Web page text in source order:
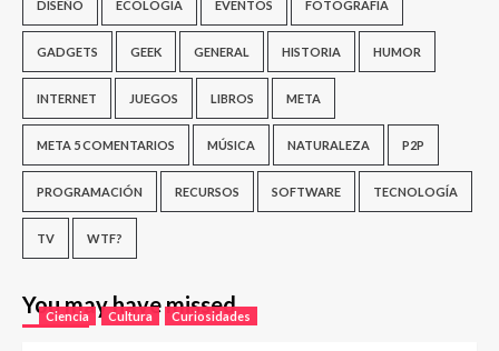
DISEÑO ECOLOGÍA EVENTOS FOTOGRAFÍA
GADGETS GEEK GENERAL HISTORIA HUMOR
INTERNET JUEGOS LIBROS META
META 5 COMENTARIOS MÚSICA NATURALEZA P2P
PROGRAMACIÓN RECURSOS SOFTWARE TECNOLOGÍA
TV WTF?
You may have missed
Ciencia Cultura Curiosidades